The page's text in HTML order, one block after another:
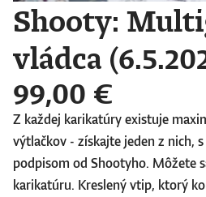
Shooty:
vládca
99,00 €
Z každej karikatúry existuje
výtlačkov - získajte jeden z nich,
podpisom od Shootyho. Môžete
karikatúru. Kreslený vtip, ktorý